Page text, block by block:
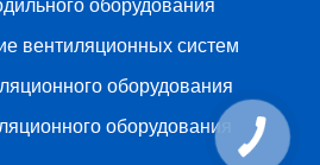
вентиляционных систем
оборудования
оборудования